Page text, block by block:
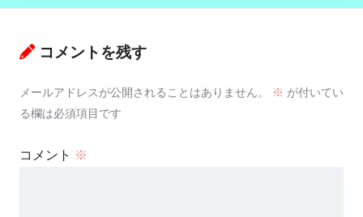
コメントを残す
メールアドレスが公開されることはありません。 ※ が付いてい
る欄は必須項目です
コメント ※